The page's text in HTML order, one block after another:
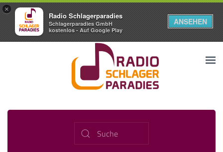
×
Radio Schlagerparadies
Schlagerparadies GmbH
kostenlos - Auf Google Play
ANSEHEN